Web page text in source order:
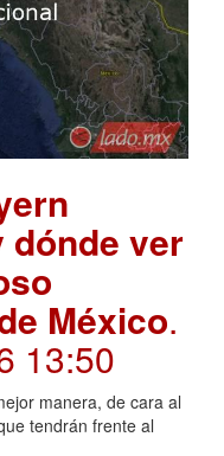
dónde ver
México.
13:50
manera, de cara al
tendrán frente al